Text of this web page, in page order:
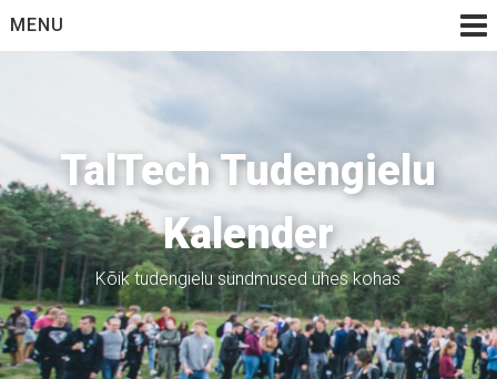
toMENU
TalTech Tudengielu
Kalender
Kõik tudengielu sündmused ühes kohas